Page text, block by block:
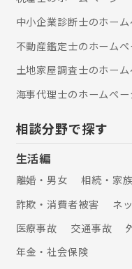
中小企業診断士のホー
不動産鑑定士のホーム
土地家屋調査士のホー
海事代理士のホームぺー
相談分野で探す
生活編
離婚・男女 相続・家族
詐欺・消費者被害
ネ
医療事故
交通事故
年金・社会保険